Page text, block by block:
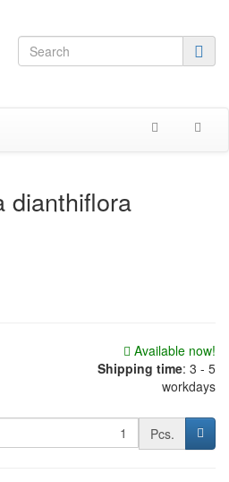
dianthiflora
Available now!
Shipping time: 3 - 5
workdays
Pcs.